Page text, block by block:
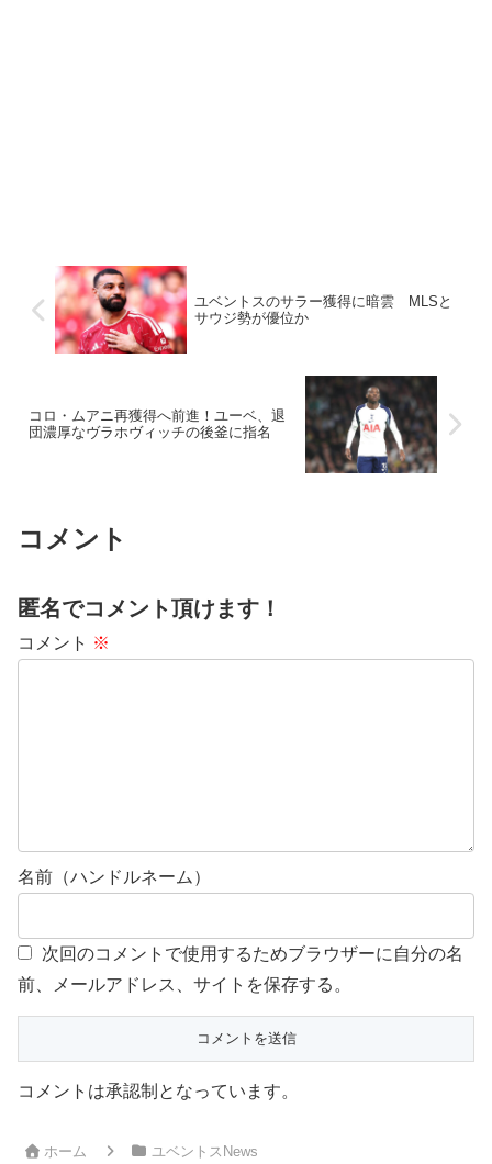
ユベントスのサラー獲得に暗雲 MLSと
サウジ勢が優位か
コロ・ムアニ再獲得へ前進！ユーベ、退
団濃厚なヴラホヴィッチの後釜に指名
コメント
匿名でコメント頂けます！
コメント ※
名前（ハンドルネーム）
次回のコメントで使用するためブラウザーに自分の名
前、メールアドレス、サイトを保存する。
コメントは承認制となっています。
ホーム ユベントスNews